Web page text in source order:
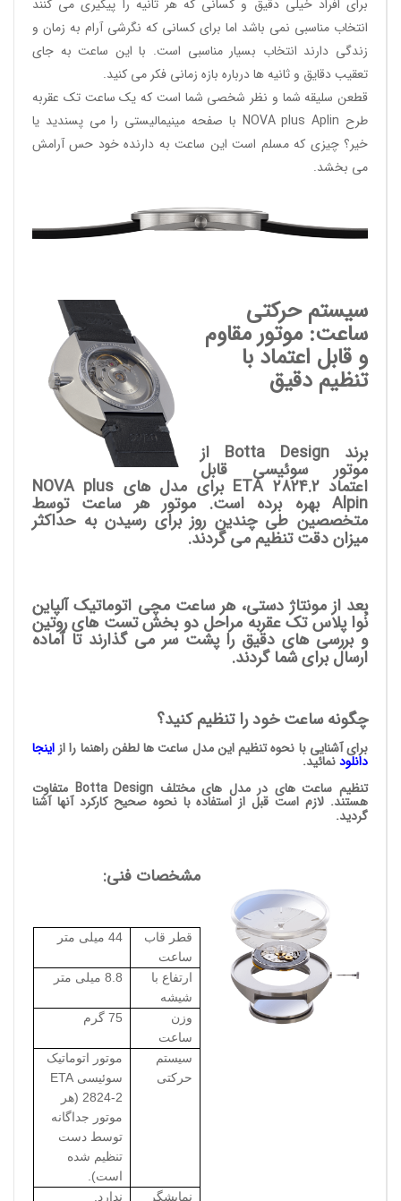
برای افراد خیلی دقیق و کسانی که هر ثانیه را پیگیری می کنند
انتخاب مناسبی نمی باشد اما برای کسانی که نگرشی آرام به زمان و
زندگی دارند انتخاب بسیار مناسبی است. با این ساعت به جای
تعقیب دقایق و ثانیه ها درباره بازه زمانی فکر می کنید.
قطعن سلیقه شما و نظر شخصی شما است که یک ساعت تک عقربه
طرح NOVA plus Aplin با صفحه مینیمالیستی را می پسندید یا
خیر؟ چیزی که مسلم است این ساعت به دارنده خود حس آرامش
می بخشد.
سیستم حرکتی
ساعت: موتور مقاوم
و قابل اعتماد با
تنظیم دقیق
برند Botta Design از
موتور سوئیسی قابل
اعتماد ETA 2824.2 برای مدل های NOVA plus
Alpin بهره برده است. موتور هر ساعت توسط
متخصصین طی چندین روز برای رسیدن به حداکثر
میزان دقت تنظیم می گردند.
بعد از مونتاژ دستی، هر ساعت مچی اتوماتیک آلپاین
نُوا پلاس تک عقربه مراحل دو بخش تست های روتین
و بررسی های دقیق را پشت سر می گذارند تا آماده
ارسال برای شما گردند.
چگونه ساعت خود را تنظیم کنید؟
برای آشنایی با نحوه تنظیم این مدل ساعت ها لطفن راهنما را از اینجا
دانلودنمائید.
تنظیم ساعت های در مدل های مختلف Botta Design متفاوت
هستند. لازم است قبل از استفاده با نحوه صحیح کارکرد آنها آشنا
گردید.
مشخصات فنی:
قطر قاب
ساعت
44 میلی متر
ارتفاع با
شیشه
8.8 میلی متر
وزن
ساعت
75 گرم
سیستم
حرکتی
موتور اتوماتیک
سوئیسی ETA
2824-2 (هر
موتور جداگانه
توسط دست
تنظیم شده
است).
نمایشگر
ندارد.